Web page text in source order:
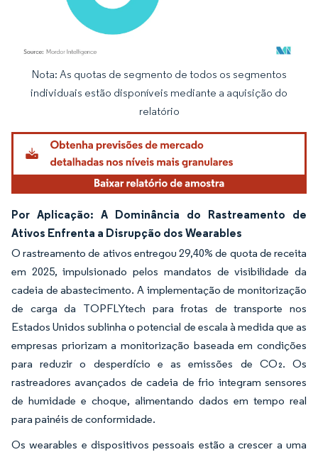
Imagem © Mordor Intelligence. O reuso requer atribuição conforme CC BY 4.0.
Nota: As quotas de segmento de todos os segmentos
individuais estão disponíveis mediante a aquisição do
relatório
Por Aplicação: A Dominância do Rastreamento de
Ativos Enfrenta a Disrupção dos Wearables
O rastreamento de ativos entregou 29,40% de quota de receita
em 2025, impulsionado pelos mandatos de visibilidade da
cadeia de abastecimento. A implementação de monitorização
de carga da TOPFLYtech para frotas de transporte nos
Estados Unidos sublinha o potencial de escala à medida que as
empresas priorizam a monitorização baseada em condições
para reduzir o desperdício e as emissões de CO₂. Os
rastreadores avançados de cadeia de frio integram sensores
de humidade e choque, alimentando dados em tempo real
para painéis de conformidade.
Os wearables e dispositivos pessoais estão a crescer a uma